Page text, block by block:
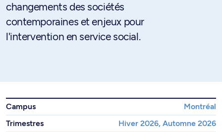
changements des sociétés
contemporaines et enjeux pour
l'intervention en service social.
Campus
Montréal
Trimestres
Hiver 2026, Automne 2026